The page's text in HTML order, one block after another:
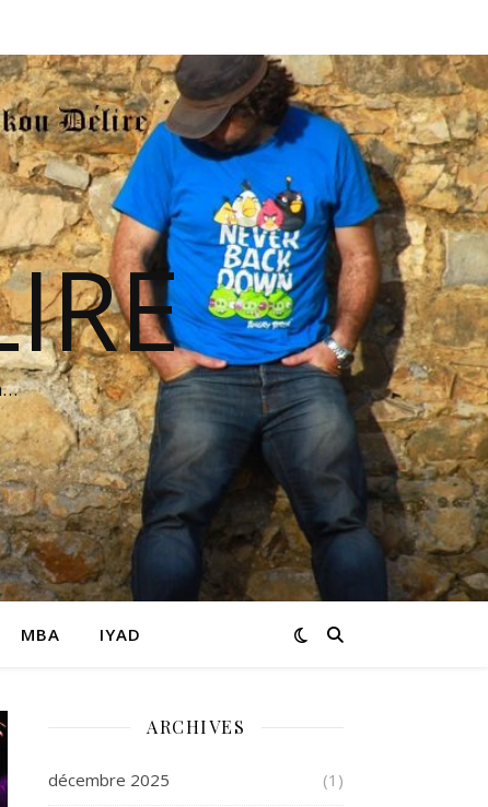
MBA IYAD
ARCHIVES
décembre 2025 (1)